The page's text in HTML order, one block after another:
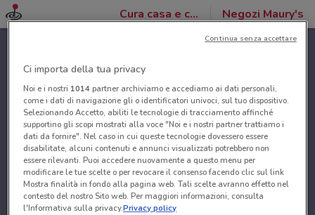
Cura casa e corpo Negozi Maury's
Ci importa della tua privacy
Noi e i nostri 1014partner archiviamo e accediamo ai dati personali,
come i dati di navigazione gli o identificatori univoci, sul tuo dispositivo.
Selezionando Accetto, abiliti le tecnologie di tracciamento affinché
supportino gli scopi mostrati alla voce "Noi e i nostri partner trattiamo i
dati da fornire". Nel caso in cui queste tecnologie dovessero essere
disabilitate, alcuni contenuti e annunci visualizzati potrebbero non
essere rilevanti. Puoi accedere nuovamente a questo menu per
modificare le tue scelte o per revocare il consenso facendo clic sul link
Mostra finalità in fondo alla pagina web. Tali scelte avranno effetto nel
contesto del nostro Sito web. Per maggiori informazioni, consulta
l'Informativa sulla privacy.Privacy policy
Continua senza accettare